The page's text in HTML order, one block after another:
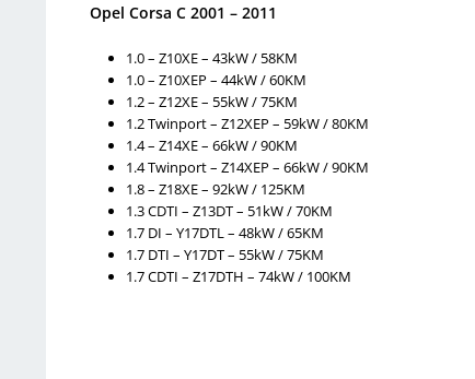
Opel Corsa C 2001 – 2011
1.0 – Z10XE – 43kW / 58KM
1.0 – Z10XEP – 44kW / 60KM
1.2 – Z12XE – 55kW / 75KM
1.2 Twinport – Z12XEP – 59kW / 80KM
1.4 – Z14XE – 66kW / 90KM
1.4 Twinport – Z14XEP – 66kW / 90KM
1.8 – Z18XE – 92kW / 125KM
1.3 CDTI – Z13DT – 51kW / 70KM
1.7 DI – Y17DTL – 48kW / 65KM
1.7 DTI – Y17DT – 55kW / 75KM
1.7 CDTI – Z17DTH – 74kW / 100KM